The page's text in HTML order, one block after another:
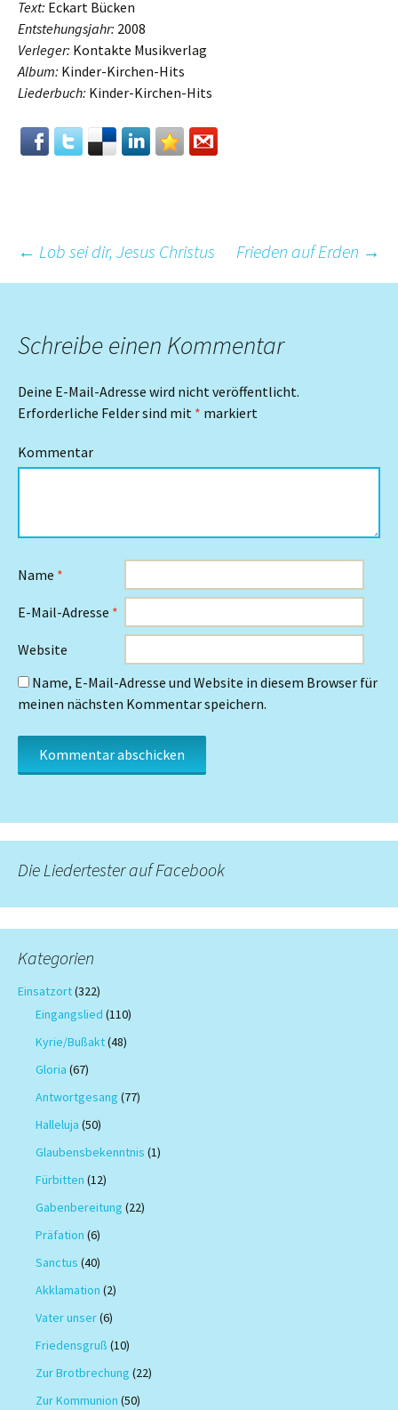
Text: Eckart Bücken
Entstehungsjahr: 2008
Verleger: Kontakte Musikverlag
Album: Kinder-Kirchen-Hits
Liederbuch: Kinder-Kirchen-Hits
Beitrags-
← Lob sei dir, Jesus Christus Frieden auf Erden →
Schreibe einen Kommentar
Deine E-Mail-Adresse wird nicht veröffentlicht.
Erforderliche Felder sind mit * markiert
Kommentar
Name *
E-Mail-Adresse *
Website
Name, E-Mail-Adresse und Website in diesem Browser für
meinen nächsten Kommentar speichern.
Die Liedertester auf Facebook
Kategorien
Einsatzort(322)
Eingangslied (110)
Kyrie/Bußakt(48)
Gloria (67)
Antwortgesang (77)
Halleluja (50)
Glaubensbekenntnis (1)
Fürbitten (12)
Gabenbereitung (22)
Präfation (6)
Sanctus (40)
Akklamation (2)
Vater unser(6)
Friedensgruß (10)
Zur Brotbrechung (22)
Zur Kommunion (50)